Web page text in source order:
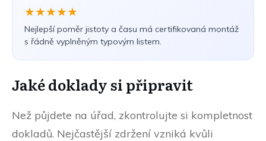
★★★★★
Nejlepší poměr jistoty a času má certifikovaná montáž
s řádně vyplněným typovým listem.
Jaké doklady si připravit
Než půjdete na úřad, zkontrolujte si kompletnost
dokladů. Nejčastější zdržení vzniká kvůli